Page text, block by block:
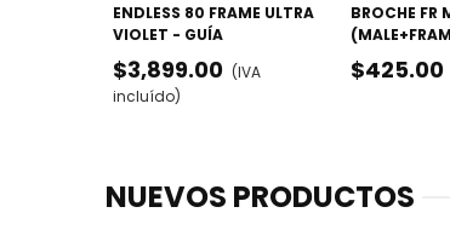
ENDLESS 80 FRAME ULTRA
VIOLET - GUÍA
MULTIFUNCIÓN
80/84/100MM
$3,899.00 (IVA
incluído)
BROCHE FR
$425.00
NUEVOS PRODUCTOS